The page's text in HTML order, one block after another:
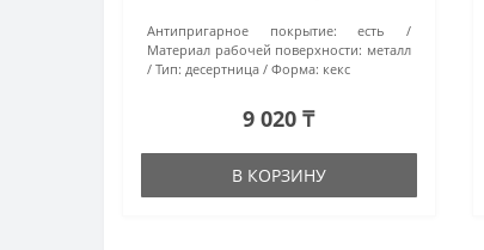
Антипригарное покрытие:
есть
Материал рабочей поверхности: металл
Тип: десертница Форма: кекс
9 020 ₸
В КОРЗИНУ